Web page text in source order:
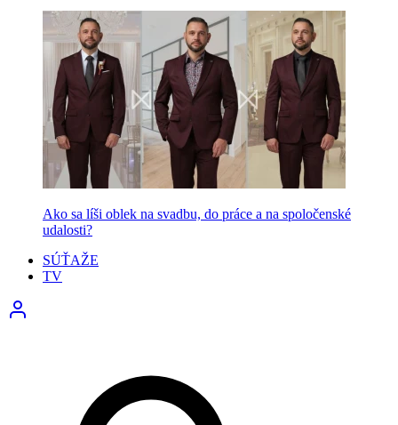
Ako sa líši oblek na svadbu, do práce a na spoločenské
udalosti?
SÚŤAŽE
TV